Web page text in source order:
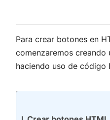
Para crear botones en
comenzaremos
haciendo uso de código